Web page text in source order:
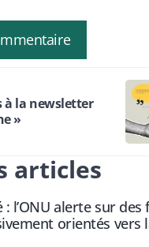
à la newsletter
»
articles
l’ONU alerte sur
orientés vers